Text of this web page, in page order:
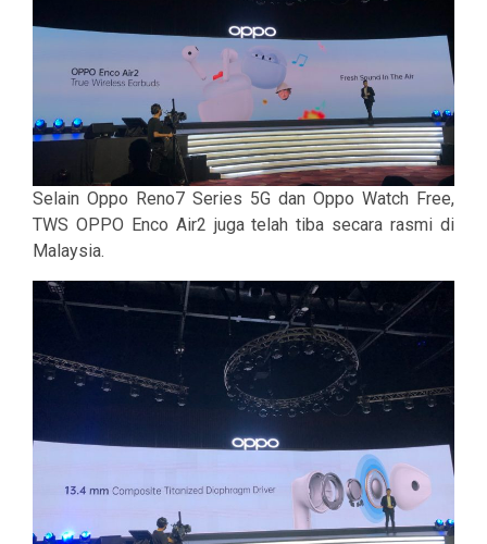
Selain Oppo Reno7 Series 5G dan Oppo Watch Free,
TWS OPPO Enco Air2 juga telah tiba secara rasmi di
Malaysia.